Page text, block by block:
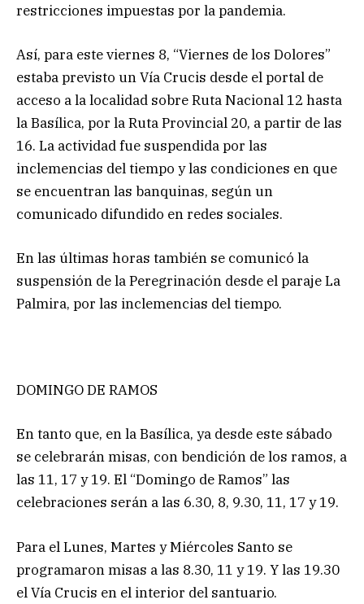
restricciones impuestas por la pandemia.
Así, para este viernes 8, “Viernes de los Dolores”
estaba previsto un Vía Crucis desde el portal de
acceso a la localidad sobre Ruta Nacional 12 hasta
la Basílica, por la Ruta Provincial 20, a partir de las
16. La actividad fue suspendida por las
inclemencias del tiempo y las condiciones en que
se encuentran las banquinas, según un
comunicado difundido en redes sociales.
En las últimas horas también se comunicó la
suspensión de la Peregrinación desde el paraje La
Palmira, por las inclemencias del tiempo.
DOMINGO DE RAMOS
En tanto que, en la Basílica, ya desde este sábado
se celebrarán misas, con bendición de los ramos, a
las 11, 17 y 19. El “Domingo de Ramos” las
celebraciones serán a las 6.30, 8, 9.30, 11, 17 y 19.
Para el Lunes, Martes y Miércoles Santo se
programaron misas a las 8.30, 11 y 19. Y las 19.30
el Vía Crucis en el interior del santuario.